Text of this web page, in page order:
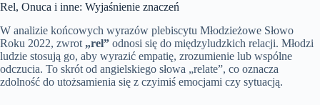
Rel, Onuca i inne: Wyjaśnienie znaczeń
W analizie końcowych wyrazów plebiscytu Młodzieżowe Słowo
Roku 2022, zwrot „rel” odnosi się do międzyludzkich relacji. Młodzi
ludzie stosują go, aby wyrazić empatię, zrozumienie lub wspólne
odczucia. To skrót od angielskiego słowa „relate”, co oznacza
zdolność do utożsamienia się z czyimiś emocjami czy sytuacją.